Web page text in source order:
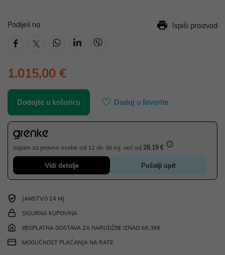
Podijeli na Ispiši proizvod
1.015,00 €
Dodajte u košaricu Dodaj u favorite
najam za pravne osobe od 12 do 36 mj. već od 28,19 €
Vidi detalje Pošalji upit
JAMSTVO 24 MJ.
SIGURNA KUPOVINA
BESPLATNA DOSTAVA ZA NARUDŽBE IZNAD 66,36€
MOGUĆNOST PLAĆANJA NA RATE